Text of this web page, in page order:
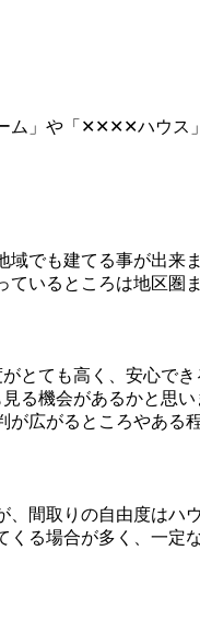
」や「✕✕✕✕ハウス
でも建てる事が出来ま
いるところは地区圏
とても高く、安心でき
る機会があるかと思い
広がるところやある
間取りの自由度はハ
る場合が多く、一